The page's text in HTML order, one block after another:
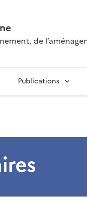
de
Publications